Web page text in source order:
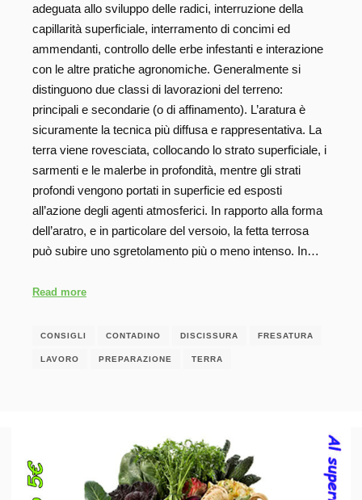
adeguata allo sviluppo delle radici, interruzione della
capillarità superficiale, interramento di concimi ed
ammendanti, controllo delle erbe infestanti e interazione
con le altre pratiche agronomiche. Generalmente si
distinguono due classi di lavorazioni del terreno:
principali e secondarie (o di affinamento). L’aratura è
sicuramente la tecnica più diffusa e rappresentativa. La
terra viene rovesciata, collocando lo strato superficiale, i
sarmenti e le malerbe in profondità, mentre gli strati
profondi vengono portati in superficie ed esposti
all’azione degli agenti atmosferici. In rapporto alla forma
dell’aratro, e in particolare del versoio, la fetta terrosa
può subire uno sgretolamento più o meno intenso. In…
Read more
CONSIGLI CONTADINO DISCISSURA FRESATURA
LAVORO PREPARAZIONE TERRA